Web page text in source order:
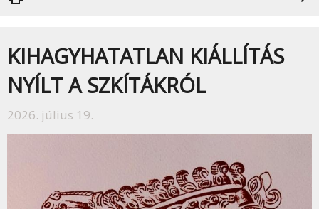
KIHAGYHATATLAN KIÁLLÍTÁS
NYÍLT A SZKÍTÁKRÓL
2026. július 19.